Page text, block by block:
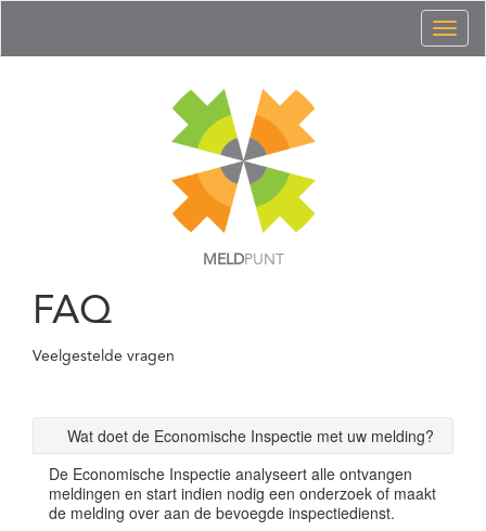
MELDPUNT
FAQ
Veelgestelde vragen
Wat doet de Economische Inspectie met uw melding?
De Economische Inspectie analyseert alle ontvangen
meldingen en start indien nodig een onderzoek of maakt
de melding over aan de bevoegde inspectiedienst.